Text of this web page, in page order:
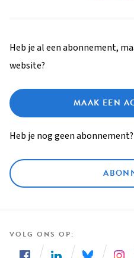
Heb je al een abonnement,
website?
MAAK EEN
Heb je nog geen abonnement?
VOLG ONS OP